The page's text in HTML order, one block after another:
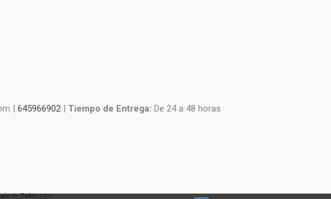
| 645966902| Tiempo de Entrega: De 24 a 48 horas
de Palbin.com